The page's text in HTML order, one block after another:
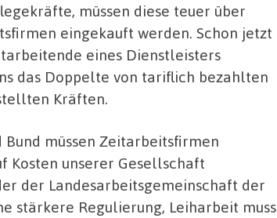
müssen diese teuer über
eingekauft werden. Schon jetzt
eines Dienstleisters
das Doppelte von tariflich bezahlten
Kräften.
Bund müssen Zeitarbeitsfirmen
Kosten unserer Gesellschaft
der Landesarbeitsgemeinschaft der
stärkere Regulierung, Leiharbeit muss